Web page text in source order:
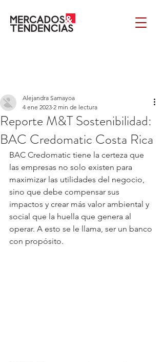
Reporte M&T Sostenibilidad:
BAC Credomatic Costa Rica
Alejandra Samayoa
4 ene 2023 2 min de lectura
BAC Credomatic tiene la certeza que
las empresas no solo existen para
maximizar las utilidades del negocio,
sino que debe compensar sus
impactos y crear más valor ambiental y
social que la huella que genera al
operar. A esto se le llama, ser un banco
con propósito.